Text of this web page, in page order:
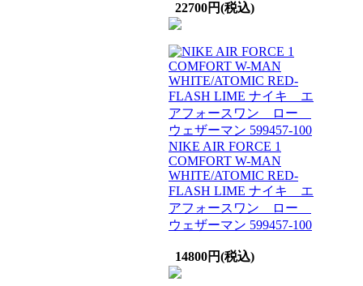
22700円(税込)
NIKE AIR FORCE 1
COMFORT W-MAN
WHITE/ATOMIC RED-
FLASH LIME ナイキ エ
アフォースワン ロー
ウェザーマン 599457-100
14800円(税込)